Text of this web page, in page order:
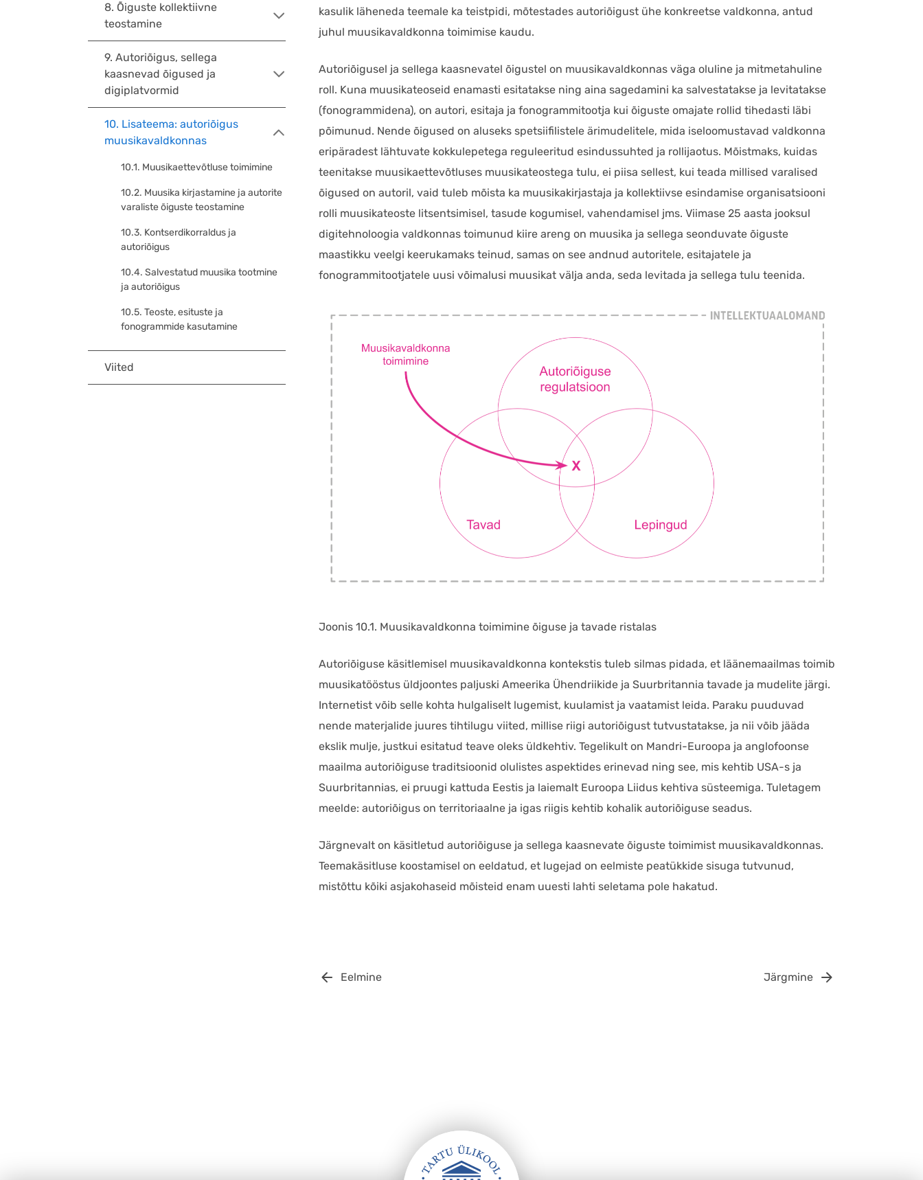
kasulik läheneda teemale ka teistpidi, mõtestades autoriõigust ühe konkreetse valdkonna, antud
juhul muusikavaldkonna toimimise kaudu.
Autoriõigusel ja sellega kaasnevatel õigustel on muusikavaldkonnas väga oluline ja mitmetahuline
roll. Kuna muusikateoseid enamasti esitatakse ning aina sagedamini ka salvestatakse ja levitatakse
(fonogrammidena), on autori, esitaja ja fonogrammitootja kui õiguste omajate rollid tihedasti läbi
põimunud. Nende õigused on aluseks spetsiifilistele ärimudelitele, mida iseloomustavad valdkonna
eripäradest lähtuvate kokkulepetega reguleeritud esindussuhted ja rollijaotus. Mõistmaks, kuidas
teenitakse muusikaettevõtluses muusikateostega tulu, ei piisa sellest, kui teada millised varalised
õigused on autoril, vaid tuleb mõista ka muusikakirjastaja ja kollektiivse esindamise organisatsiooni
rolli muusikateoste litsentsimisel, tasude kogumisel, vahendamisel jms. Viimase 25 aasta jooksul
digitehnoloogia valdkonnas toimunud kiire areng on muusika ja sellega seonduvate õiguste
maastikku veelgi keerukamaks teinud, samas on see andnud autoritele, esitajatele ja
fonogrammitootjatele uusi võimalusi muusikat välja anda, seda levitada ja sellega tulu teenida.
Joonis 10.1. Muusikavaldkonna toimimine õiguse ja tavade ristalas
Autoriõiguse käsitlemisel muusikavaldkonna kontekstis tuleb silmas pidada, et läänemaailmas toimib
muusikatööstus üldjoontes paljuski Ameerika Ühendriikide ja Suurbritannia tavade ja mudelite järgi.
Internetist võib selle kohta hulgaliselt lugemist, kuulamist ja vaatamist leida. Paraku puuduvad
nende materjalide juures tihtilugu viited, millise riigi autoriõigust tutvustatakse, ja nii võib jääda
ekslik mulje, justkui esitatud teave oleks üldkehtiv. Tegelikult on Mandri-Euroopa ja anglofoonse
maailma autoriõiguse traditsioonid olulistes aspektides erinevad ning see, mis kehtib USA-s ja
Suurbritannias, ei pruugi kattuda Eestis ja laiemalt Euroopa Liidus kehtiva süsteemiga. Tuletagem
meelde: autoriõigus on territoriaalne ja igas riigis kehtib kohalik autoriõiguse seadus.
Järgnevalt on käsitletud autoriõiguse ja sellega kaasnevate õiguste toimimist muusikavaldkonnas.
Teemakäsitluse koostamisel on eeldatud, et lugejad on eelmiste peatükkide sisuga tutvunud,
mistõttu kõiki asjakohaseid mõisteid enam uuesti lahti seletama pole hakatud.
Eelmine Järgmine
8. Õiguste kollektiivne
teostamine
9. Autoriõigus, sellega
kaasnevad õigused ja
digiplatvormid
10. Lisateema: autoriõigus
muusikavaldkonnas
10.1. Muusikaettevõtluse toimimine
10.2. Muusika kirjastamine ja autorite
varaliste õiguste teostamine
10.3. Kontserdikorraldus ja
autoriõigus
10.4. Salvestatud muusika tootmine
ja autoriõigus
10.5. Teoste, esituste ja
fonogrammide kasutamine
Viited